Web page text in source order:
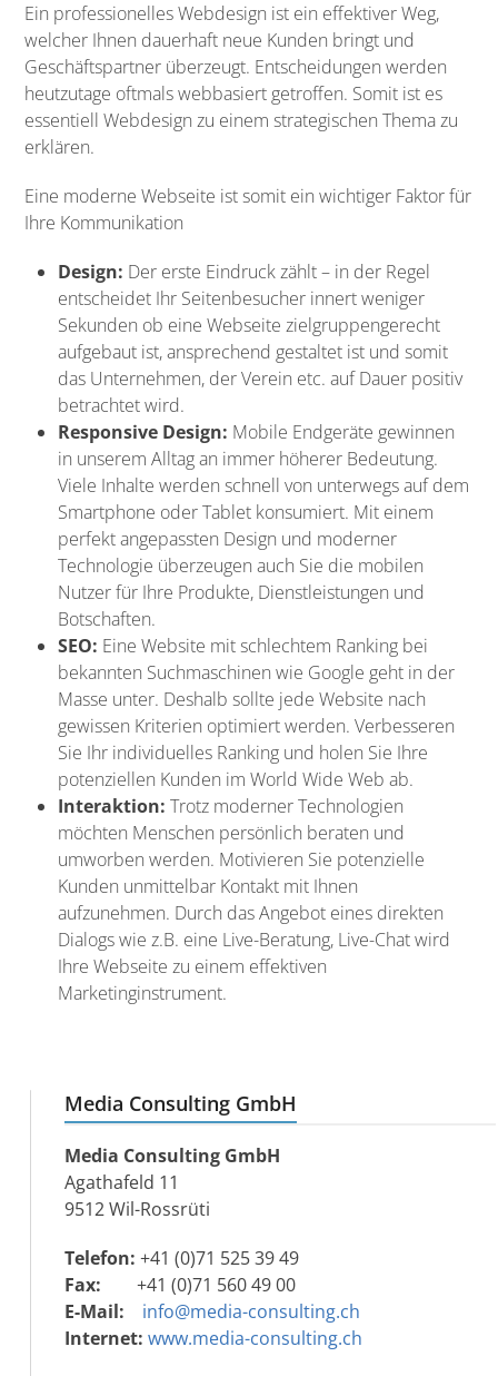
Ein professionelles Webdesign ist ein effektiver Weg,
welcher Ihnen dauerhaft neue Kunden bringt und
Geschäftspartner überzeugt. Entscheidungen werden
heutzutage oftmals webbasiert getroffen. Somit ist es
essentiell Webdesign zu einem strategischen Thema zu
erklären.
Eine moderne Webseite ist somit ein wichtiger Faktor für
Ihre Kommunikation
Design: Der erste Eindruck zählt – in der Regel
entscheidet Ihr Seitenbesucher innert weniger
Sekunden ob eine Webseite zielgruppengerecht
aufgebaut ist, ansprechend gestaltet ist und somit
das Unternehmen, der Verein etc. auf Dauer positiv
betrachtet wird.
Responsive Design: Mobile Endgeräte gewinnen
in unserem Alltag an immer höherer Bedeutung.
Viele Inhalte werden schnell von unterwegs auf dem
Smartphone oder Tablet konsumiert. Mit einem
perfekt angepassten Design und moderner
Technologie überzeugen auch Sie die mobilen
Nutzer für Ihre Produkte, Dienstleistungen und
Botschaften.
SEO: Eine Website mit schlechtem Ranking bei
bekannten Suchmaschinen wie Google geht in der
Masse unter. Deshalb sollte jede Website nach
gewissen Kriterien optimiert werden. Verbesseren
Sie Ihr individuelles Ranking und holen Sie Ihre
potenziellen Kunden im World Wide Web ab.
Interaktion: Trotz moderner Technologien
möchten Menschen persönlich beraten und
umworben werden. Motivieren Sie potenzielle
Kunden unmittelbar Kontakt mit Ihnen
aufzunehmen. Durch das Angebot eines direkten
Dialogs wie z.B. eine Live-Beratung, Live-Chat wird
Ihre Webseite zu einem effektiven
Marketinginstrument.
Media Consulting GmbH
Media Consulting GmbH
Agathafeld 11
9512 Wil-Rossrüti
Telefon: +41 (0)71 525 39 49
Fax: +41 (0)71 560 49 00
E-Mail:
info@media-consulting.ch
Internet: www.media-consulting.ch